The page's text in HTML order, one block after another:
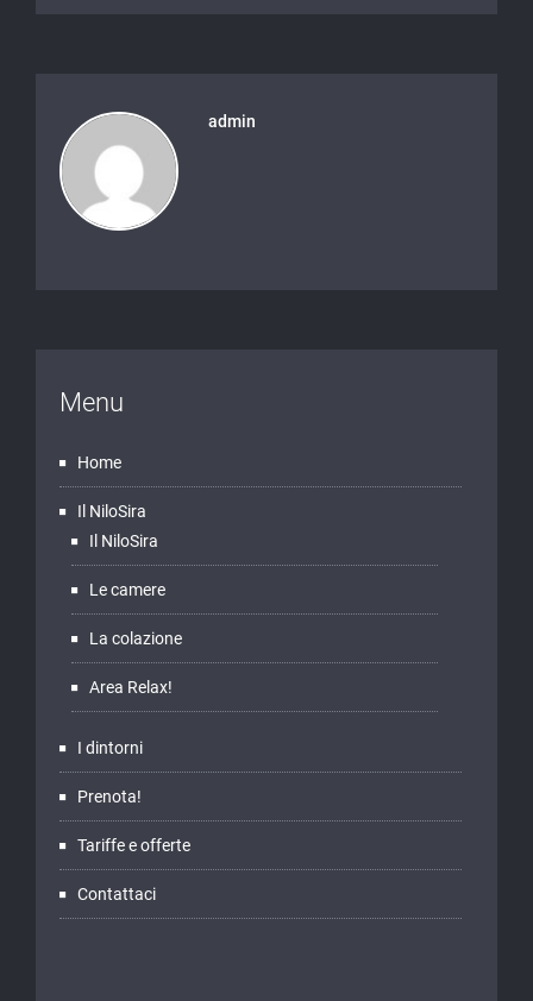
admin
Menu
Home
Il NiloSira
Il NiloSira
Le camere
La colazione
Area Relax!
I dintorni
Prenota!
Tariffe e offerte
Contattaci